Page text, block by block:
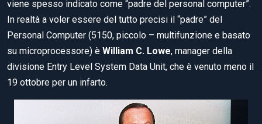
viene spesso indicato come “padre del personal computer”.
In realtà a voler essere del tutto precisi il “padre” del
Personal Computer (5150, piccolo – multifunzione e basato
su microprocessore) è William C. Lowe, manager della
divisione Entry Level System Data Unit, che è venuto meno il
19 ottobre per un infarto.